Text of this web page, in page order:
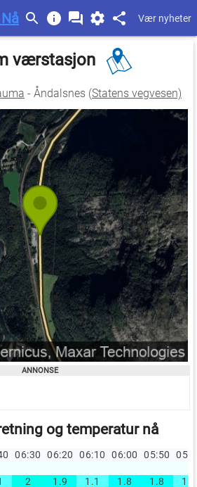
Vær nyheter
værstasjon
- Åndalsnes (Statens vegvesen)
og temperatur nå
06:30 06:20 06:10 06:00 05:50
2 1.9 1.1 1.8 1.8
1.1